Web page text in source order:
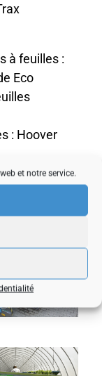
et notre service.
à feuilles :
Eco
: Hoover